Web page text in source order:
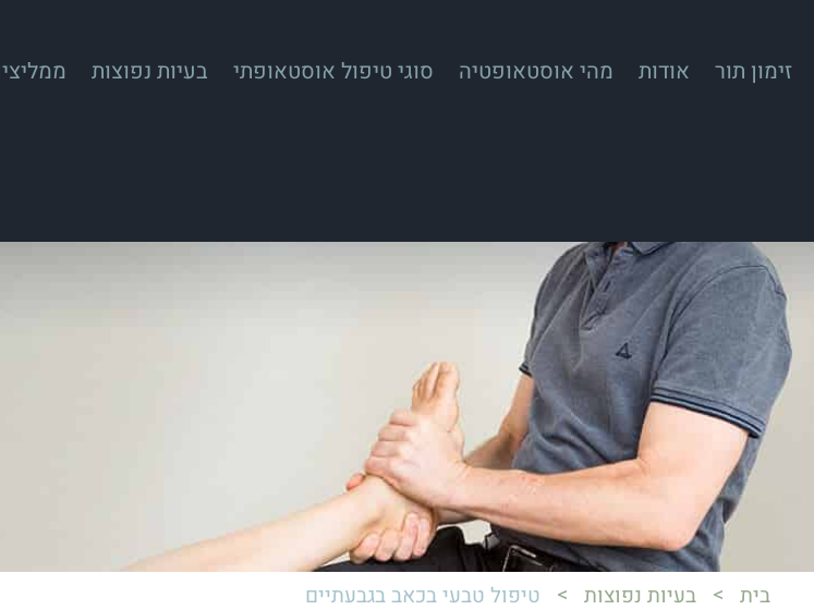
זימון תור אודות מהי אוסטאופטיה סוגי טיפול אוסטאופתי בעיות נפוצות
בית > בעיות נפוצות > טיפול טבעי בכאב בגבעתיים